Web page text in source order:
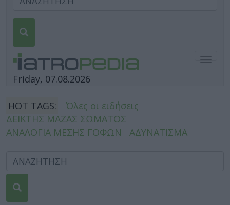
Friday, 07.08.2026
HOT TAGS:
Όλες οι ειδήσεις
ΔΕΙΚΤΗΣ ΜΑΖΑΣ ΣΩΜΑΤΟΣ
ΑΝΑΛΟΓΙΑ ΜΕΣΗΣ ΓΟΦΩΝ
ΑΔΥΝΑΤΙΣΜΑ